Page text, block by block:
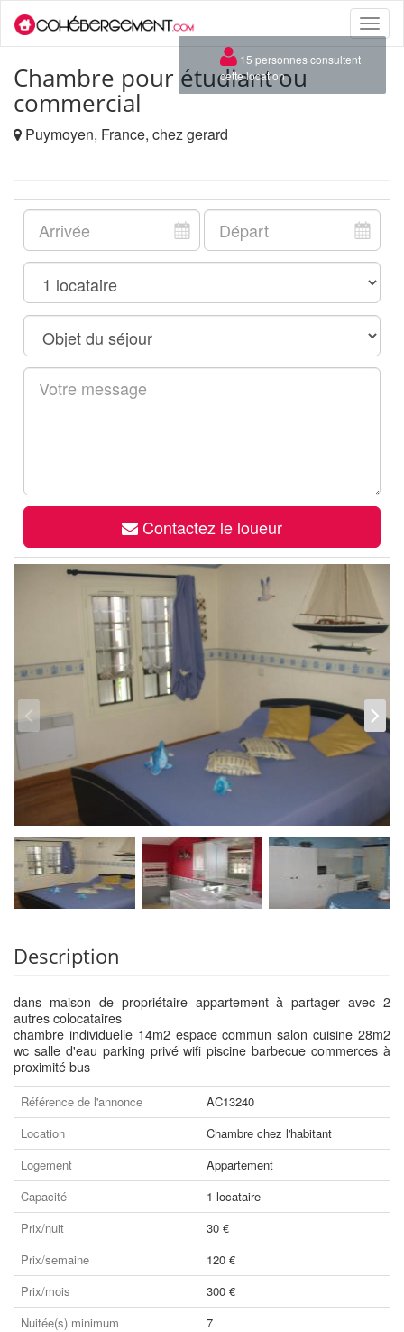
Toggle
Chambre pour étudiant ou
commercial
Puymoyen, France, chez gerard
Contactez le loueur
Description
dans maison de propriétaire appartement à partager avec 2
autres colocataires
chambre individuelle 14m2 espace commun salon cuisine 28m2
wc salle d'eau parking privé wifi piscine barbecue commerces à
proximité bus
Référence de l'annonce
AC13240
Location
Chambre chez l'habitant
Logement
Appartement
Capacité
1 locataire
Prix/nuit
30 €
Prix/semaine
120 €
Prix/mois
300 €
Nuitée(s) minimum
7
×
15 personnes consultent
cette location